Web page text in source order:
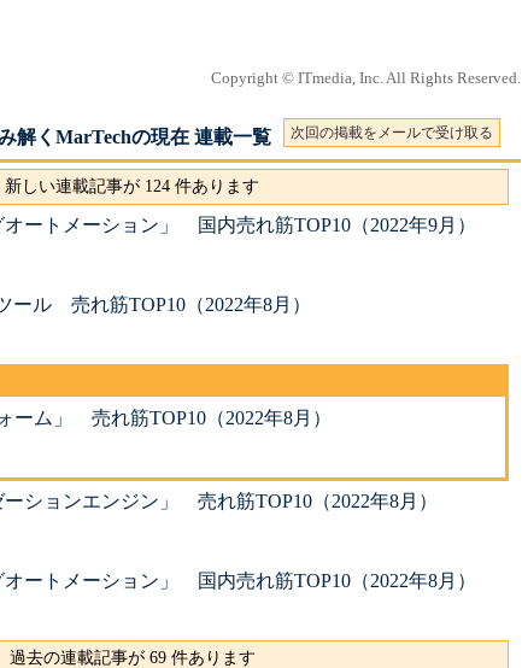
Copyright © ITmedia, Inc. All Rights Reserved.
解くMarTechの現在 連載一覧 次回の掲載をメールで受け取る
新しい連載記事が 124 件あります
オートメーション」 国内売れ筋TOP10（2022年9月）
ール 売れ筋TOP10（2022年8月）
ーム」 売れ筋TOP10（2022年8月）
ーションエンジン」 売れ筋TOP10（2022年8月）
オートメーション」 国内売れ筋TOP10（2022年8月）
過去の連載記事が 69 件あります